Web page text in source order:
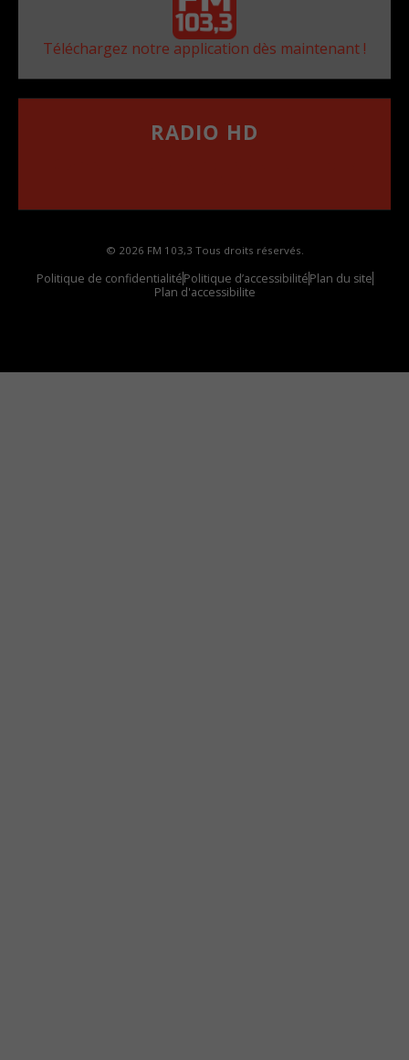
Téléchargez notre application dès maintenant !
RADIO HD
© 2026 FM 103,3 Tous droits réservés.
Politique de confidentialitéPolitique d’accessibilitéPlan du site
Plan d'accessibilite